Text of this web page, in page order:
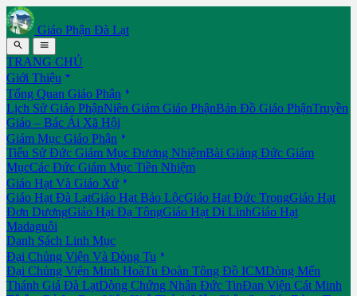
Giáo Phận Đà Lạt
 
TRANG CHỦ
Giới Thiệu 
Tổng Quan Giáo Phận 
Lịch Sử Giáo PhậnNiên Giám Giáo PhậnBản Đồ Giáo PhậnTruyền
Giáo – Bác Ái Xã Hội
Giám Mục Giáo Phận 
Tiểu Sử Đức Giám Mục Đương NhiệmBài Giảng Đức Giám
MụcCác Đức Giám Mục Tiền Nhiệm
Giáo Hạt Và Giáo Xứ 
Giáo Hạt Đà LạtGiáo Hạt Bảo LộcGiáo Hạt Đức TrọngGiáo Hạt
Đơn DươngGiáo Hạt Đạ TôngGiáo Hạt Di LinhGiáo Hạt
Madaguôi
Danh Sách Linh Mục
Đại Chủng Viện Và Dòng Tu 
Đại Chủng Viện Minh HoàTu Đoàn Tông Đồ ICMDòng Mến
Thánh Giá Đà LạtDòng Chứng Nhân Đức TinĐan Viện Cát Minh